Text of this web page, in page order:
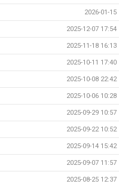
2026-01-15
2025-12-07 17:54
2025-11-18 16:13
2025-10-11 17:40
2025-10-08 22:42
2025-10-06 10:28
2025-09-29 10:57
2025-09-22 10:52
2025-09-14 15:42
2025-09-07 11:57
2025-08-25 12:37